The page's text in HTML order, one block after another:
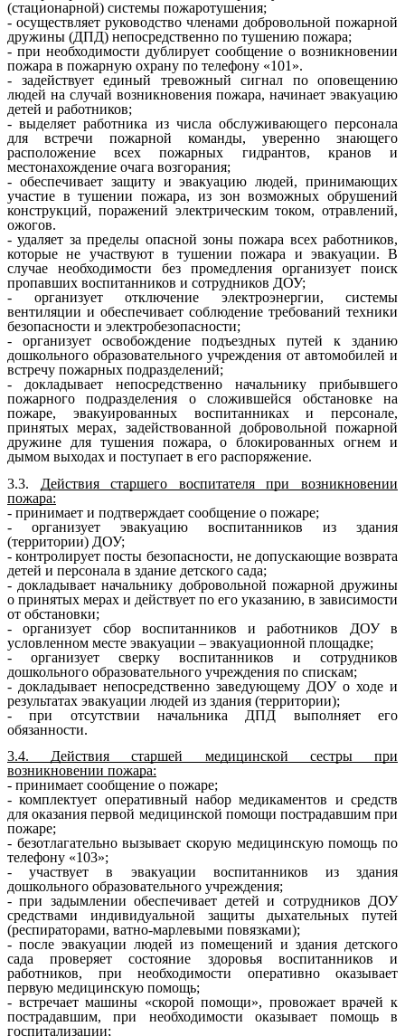
(стационарной) системы пожаротушения;
- осуществляет руководство членами добровольной пожарной
дружины (ДПД) непосредственно по тушению пожара;
- при необходимости дублирует сообщение о возникновении
пожара в пожарную охрану по телефону «101».
- задействует единый тревожный сигнал по оповещению
людей на случай возникновения пожара, начинает эвакуацию
детей и работников;
- выделяет работника из числа обслуживающего персонала
для встречи пожарной команды, уверенно знающего
расположение всех пожарных гидрантов, кранов и
местонахождение очага возгорания;
- обеспечивает защиту и эвакуацию людей, принимающих
участие в тушении пожара, из зон возможных обрушений
конструкций, поражений электрическим током, отравлений,
ожогов.
- удаляет за пределы опасной зоны пожара всех работников,
которые не участвуют в тушении пожара и эвакуации. В
случае необходимости без промедления организует поиск
пропавших воспитанников и сотрудников ДОУ;
- организует отключение электроэнергии, системы
вентиляции и обеспечивает соблюдение требований техники
безопасности и электробезопасности;
- организует освобождение подъездных путей к зданию
дошкольного образовательного учреждения от автомобилей и
встречу пожарных подразделений;
- докладывает непосредственно начальнику прибывшего
пожарного подразделения о сложившейся обстановке на
пожаре, эвакуированных воспитанниках и персонале,
принятых мерах, задействованной добровольной пожарной
дружине для тушения пожара, о блокированных огнем и
дымом выходах и поступает в его распоряжение.
3.3. Действия старшего воспитателя при возникновении
пожара:
- принимает и подтверждает сообщение о пожаре;
- организует эвакуацию воспитанников из здания
(территории) ДОУ;
- контролирует посты безопасности, не допускающие возврата
детей и персонала в здание детского сада;
- докладывает начальнику добровольной пожарной дружины
о принятых мерах и действует по его указанию, в зависимости
от обстановки;
- организует сбор воспитанников и работников ДОУ в
условленном месте эвакуации – эвакуационной площадке;
- организует сверку воспитанников и сотрудников
дошкольного образовательного учреждения по спискам;
- докладывает непосредственно заведующему ДОУ о ходе и
результатах эвакуации людей из здания (территории);
- при отсутствии начальника ДПД выполняет его
обязанности.
3.4. Действия старшей медицинской сестры при
возникновении пожара:
- принимает сообщение о пожаре;
- комплектует оперативный набор медикаментов и средств
для оказания первой медицинской помощи пострадавшим при
пожаре;
- безотлагательно вызывает скорую медицинскую помощь по
телефону «103»;
- участвует в эвакуации воспитанников из здания
дошкольного образовательного учреждения;
- при задымлении обеспечивает детей и сотрудников ДОУ
средствами индивидуальной защиты дыхательных путей
(респираторами, ватно-марлевыми повязками);
- после эвакуации людей из помещений и здания детского
сада проверяет состояние здоровья воспитанников и
работников, при необходимости оперативно оказывает
первую медицинскую помощь;
- встречает машины «скорой помощи», провожает врачей к
пострадавшим, при необходимости оказывает помощь в
госпитализации;